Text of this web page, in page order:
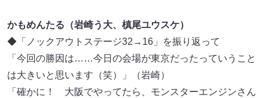
かもめんたる（岩崎う大、槙尾ユウスケ）
◆「ノックアウトステージ32→16」を振り返って
「今回の勝因は……今日の会場が東京だったっていうこと
は大きいと思います（笑）」（岩崎）
「確かに！ 大阪でやってたら、モンスターエンジンさん